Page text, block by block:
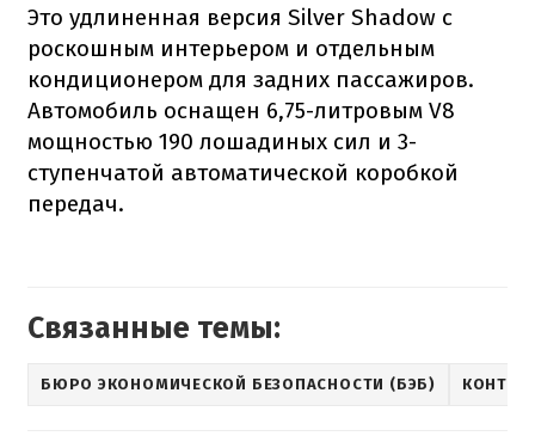
Это удлиненная версия Silver Shadow с
роскошным интерьером и отдельным
кондиционером для задних пассажиров.
Автомобиль оснащен 6,75-литровым V8
мощностью 190 лошадиных сил и 3-
ступенчатой автоматической коробкой
передач.
Связанные темы:
БЮРО ЭКОНОМИЧЕСКОЙ БЕЗОПАСНОСТИ (БЭБ)